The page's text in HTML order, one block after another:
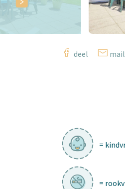
deel mail
=
=